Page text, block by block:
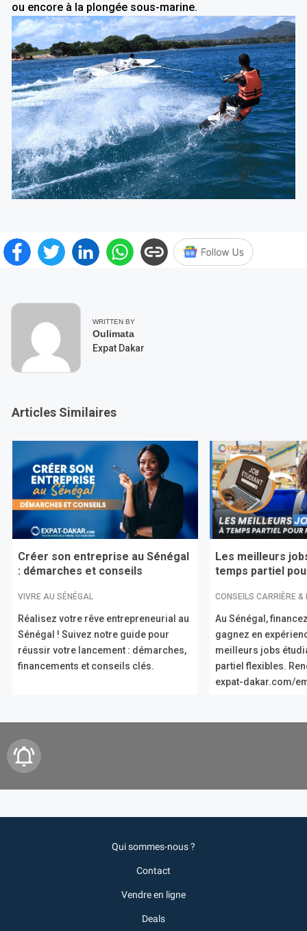
ou encore à la plongée sous-marine.
WRITTEN BY
Oulimata
Expat Dakar
Articles Similaires
Créer son entreprise au Sénégal
: démarches et conseils
VIVRE AU SÉNÉGAL
Réalisez votre rêve entrepreneurial au
Sénégal ! Suivez notre guide pour
réussir votre lancement : démarches,
financements et conseils clés.
Les meilleurs
temps partiel
CONSEILS CARRIÈRE &
Au Sénégal,
gagnez en
meilleurs jobs
partiel flexibles.
expat-dakar.com/
Qui sommes-nous ?
Contact
Vendre en ligne
Deals